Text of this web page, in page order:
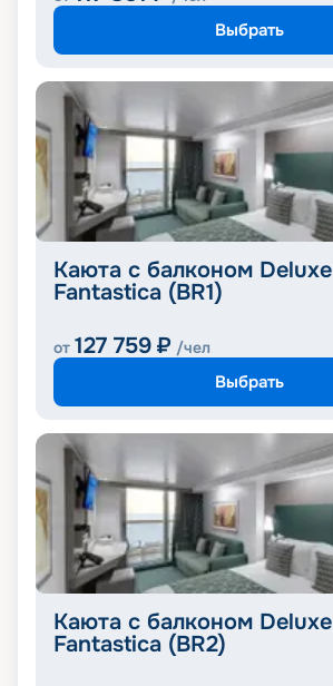
Выбрать
Каюта с балконом Deluxe
Fantastica (BR1)
от 127 759 ₽ /чел
Выбрать
Каюта с балконом Deluxe
Fantastica (BR2)